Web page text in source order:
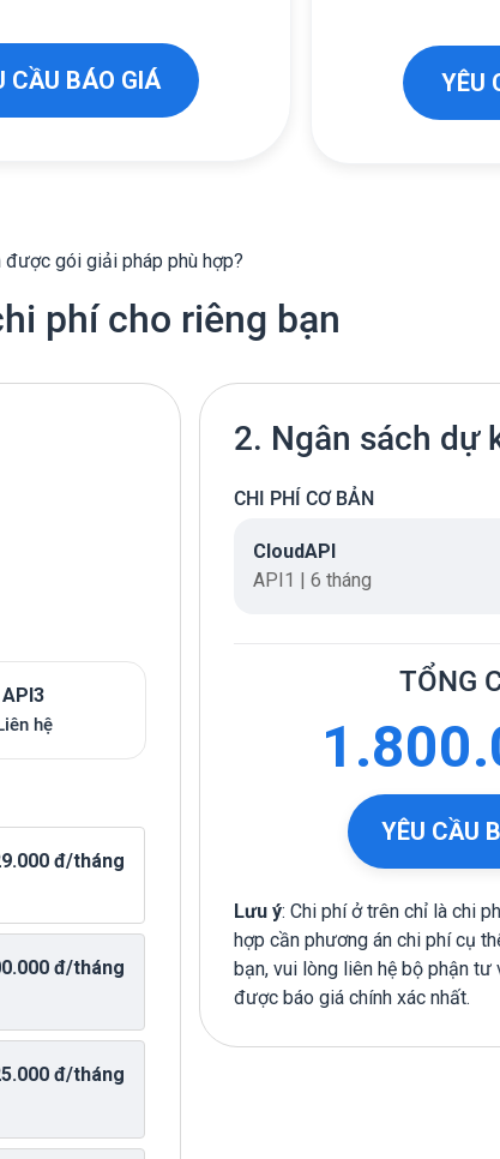
CẦU BÁO GIÁ YÊU
được gói giải pháp phù hợp?
phí cho riêng bạn
API3
Liên hệ
đ/tháng
đ/tháng
đ/tháng
2. Ngân sách dự
CHI PHÍ CƠ BẢN
CloudAPI
API1 | 6 tháng
TỔNG
YÊU CẦU
Lưu ý: Chi phí ở trên chỉ là chi
hợp cần phương án chi phí cụ
bạn, vui lòng liên hệ bộ phận tư
được báo giá chính xác nhất.